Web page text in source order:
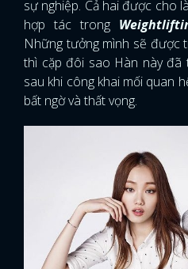
sự nghiệp. Cả hai được cho
hợp tác trong
Những tưởng mình sẽ được
thì cặp đôi sao Hàn này đã
sau khi công khai mối quan
bất ngờ và thất vọng.